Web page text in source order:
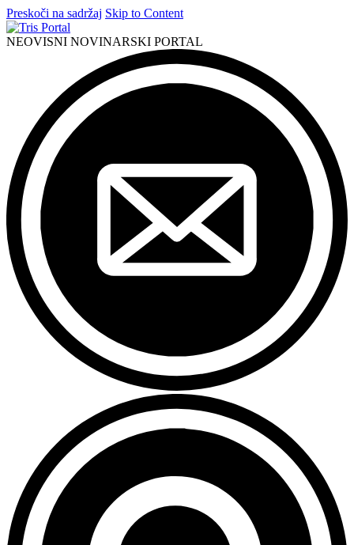
Preskoči na sadržaj Skip to Content
NEOVISNI NOVINARSKI PORTAL